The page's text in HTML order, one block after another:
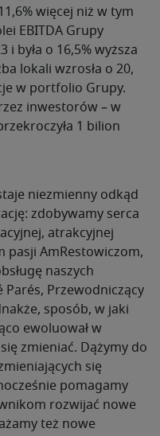
więcej niż w tym
EBITDA Grupy
i była o 16,5% wyższa
lokali wzrosła o 20,
w portfolio Grupy.
inwestorów – w
1 bilion
niezmienny odkąd
zdobywamy serca
atrakcyjnej
pasji AmRestowiczom,
naszych
Parés, Przewodniczący
sposób, w jaki
ewoluował w
zmieniać. Dążymy do
się
pomagamy
rozwijać nowe
też nowe